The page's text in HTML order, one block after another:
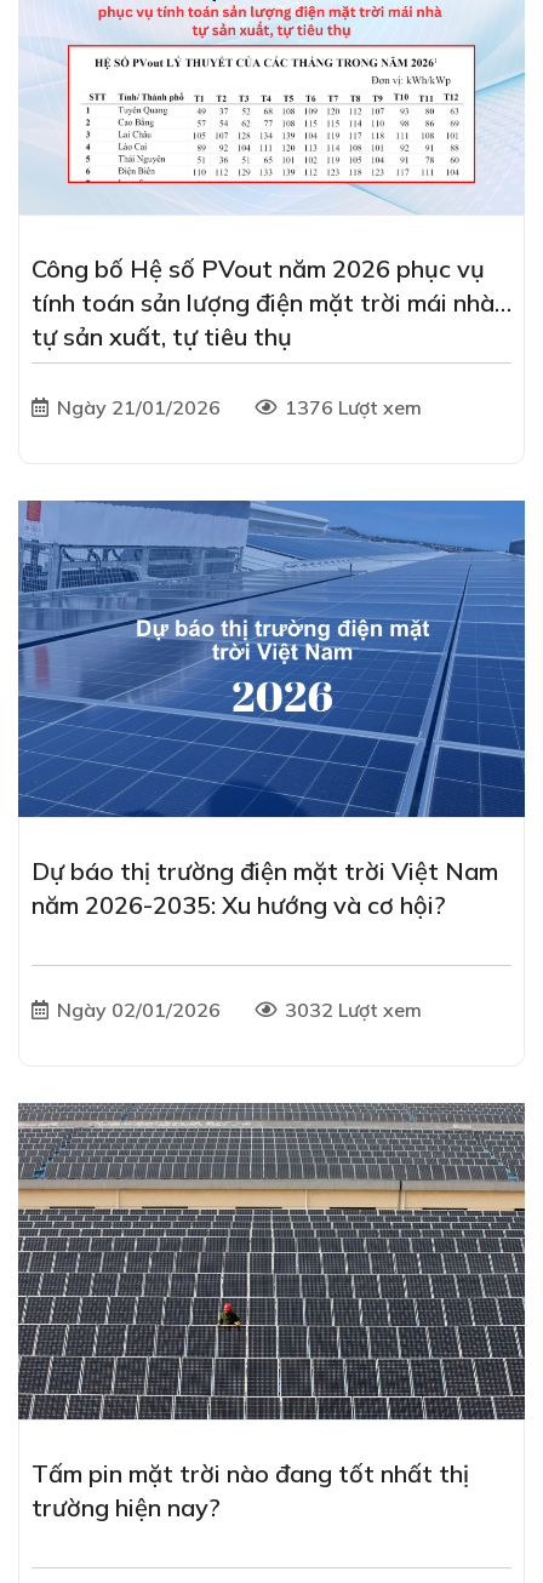
Công bố Hệ số PVout năm 2026 phục vụ
tính toán sản lượng điện mặt trời mái nhà
tự sản xuất, tự tiêu thụ
Ngày 21/01/2026 1376 Lượt xem
Dự báo thị trường điện mặt trời Việt Nam
năm 2026-2035: Xu hướng và cơ hội?
Ngày 02/01/2026 3032 Lượt xem
Tấm pin mặt trời nào đang tốt nhất thị
trường hiện nay?